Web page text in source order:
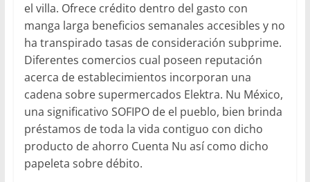
el villa. Ofrece crédito dentro del gasto con
manga larga beneficios semanales accesibles y no
ha transpirado tasas de consideración subprime.
Diferentes comercios cual poseen reputación
acerca de establecimientos incorporan una
cadena sobre supermercados Elektra. Nu México,
una significativo SOFIPO de el pueblo, bien brinda
préstamos de toda la vida contiguo con dicho
producto de ahorro Cuenta Nu así­ como dicho
papeleta sobre débito.